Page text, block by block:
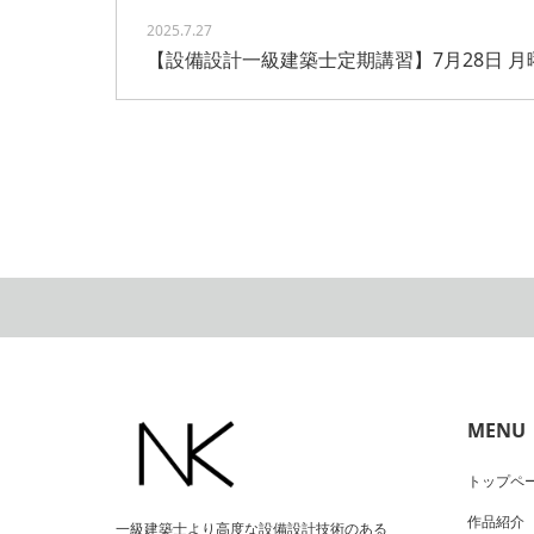
2025.7.27
【設備設計一級建築士定期講習】7月28日 月
MENU
トップペ
作品紹介
一級建築士より高度な設備設計技術のある